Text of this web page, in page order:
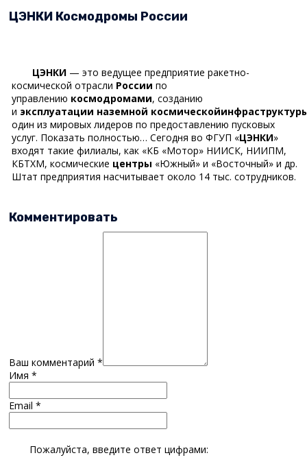
ЦЭНКИ Космодромы России
ЦЭНКИ — это ведущее предприятие ракетно-
космической отрасли России по
управлению космодромами, созданию
и эксплуатации наземной космической
один из мировых лидеров по предоставлению пусковых
услуг. Показать полностью… Сегодня во ФГУП «ЦЭНКИ»
входят такие филиалы, как «КБ «Мотор» НИИСК, НИИПМ,
КБТХМ, космические центры «Южный» и «Восточный» и др.
Штат предприятия насчитывает около 14 тыс. сотрудников.
Комментировать
Ваш комментарий *
Имя *
Email *
Пожалуйста, введите ответ цифрами: